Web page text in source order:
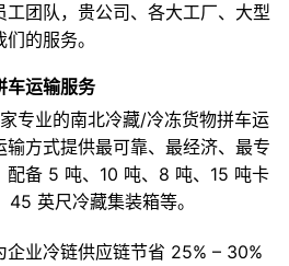
团队，贵公司、各大工厂、大型
的服务。
车运输服务
专业的南北冷藏/冷冻货物拼车运
方式提供最可靠、最经济、最专
配备 5 吨、10 吨、8 吨、15 吨卡
英尺冷藏集装箱等。
企业冷链供应链节省 25% – 30%